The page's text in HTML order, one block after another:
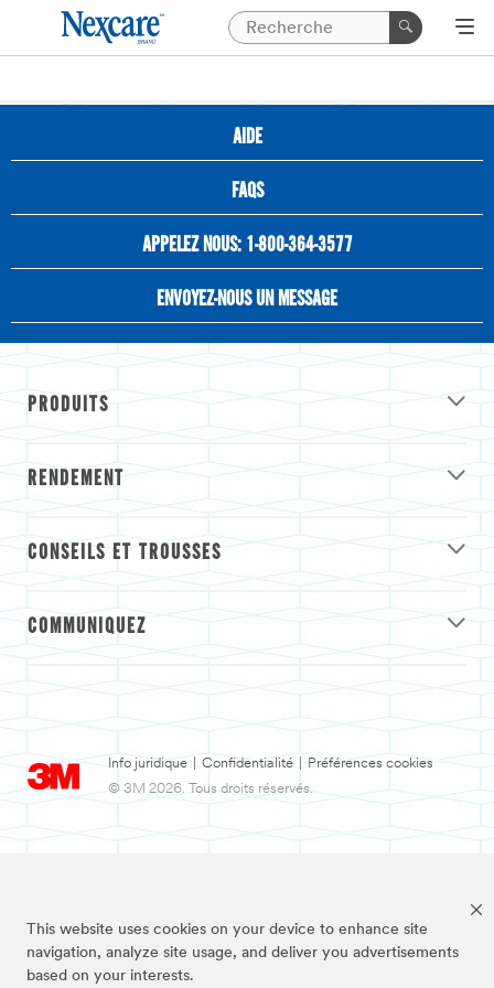
This website uses cookies on your device to enhance site
navigation, analyze site usage, and deliver you advertisements
based on your interests.
AIDE
FAQS
APPELEZ NOUS: 1-800-364-3577
ENVOYEZ-NOUS UN MESSAGE
PRODUITS
RENDEMENT
CONSEILS ET TROUSSES
COMMUNIQUEZ
Info juridique Confidentialité
Préférences cookies
© 3M 2026. Tous droits réservés.